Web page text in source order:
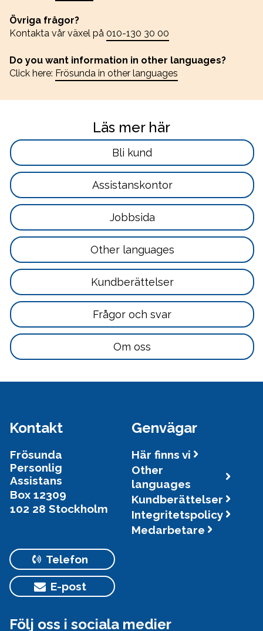
Övriga frågor?
Kontakta vår växel på 010-130 30 00
Do you want information in other languages?
Click here: Frösunda in other languages
Läs mer här
Läs
mer
här
Bli kund
Läs
mer
Assistanskontor
Läs
mer
här
Jobbsida
Läs
mer
här
Other languages
Läs
mer
här
Kundberättelser
Läs
mer
Frågor och svar
Läs
mer
Om oss
Kontakt
Frösunda
Personlig
Assistans
Box 12309
102 28 Stockholm
Telefon
E-post
Genvägar
Här finns vi
Other
languages
Kundberättelser
Integritetspolicy
Medarbetare
Följ oss i sociala medier